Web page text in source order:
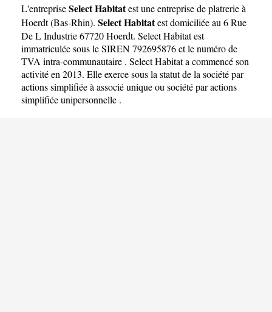
L'entrepriseSelect Habitatest uneentreprise de platrerie à
Hoerdt(Bas-Rhin). Select Habitatest domiciliée au 6 Rue
De L Industrie 67720 Hoerdt. Select Habitat est
immatriculée sous le SIREN 792695876 et le numéro de
TVA intra-communautaire . Select Habitat a commencé son
activité en 2013. Elle exerce sous la statut de la société par
actions simplifiée à associé unique ou société par actions
simplifiée unipersonnelle .